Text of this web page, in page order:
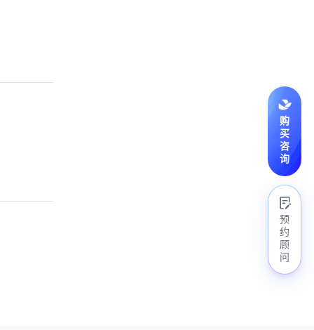
购
买
咨
询
预
约
顾
问